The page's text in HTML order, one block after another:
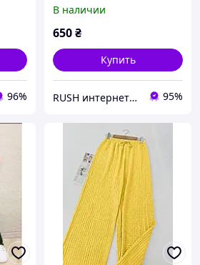
96%
В наличии
650₴
Купить
RUSH интернет-магазин женской одежды 95%